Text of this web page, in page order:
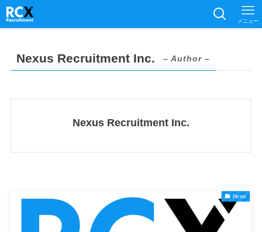
メニュー
Nexus Recruitment Inc. – Author –
Nexus Recruitment Inc.
News